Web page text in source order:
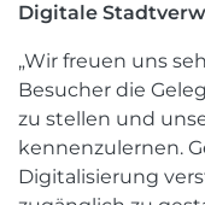
Digitale
„Wir freuen uns
Besucher die
zu stellen und
kennenzulernen.
Digitalisierung